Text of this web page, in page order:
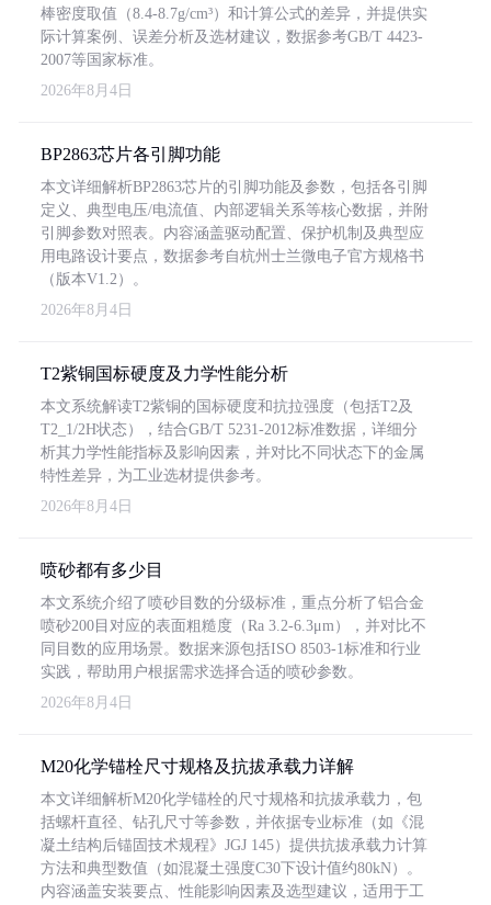
棒密度取值（8.4-8.7g/cm³）和计算公式的差异，并提供实
际计算案例、误差分析及选材建议，数据参考GB/T 4423-
2007等国家标准。
2026年8月4日
BP2863芯片各引脚功能
本文详细解析BP2863芯片的引脚功能及参数，包括各引脚
定义、典型电压/电流值、内部逻辑关系等核心数据，并附
引脚参数对照表。内容涵盖驱动配置、保护机制及典型应
用电路设计要点，数据参考自杭州士兰微电子官方规格书
（版本V1.2）。
2026年8月4日
T2紫铜国标硬度及力学性能分析
本文系统解读T2紫铜的国标硬度和抗拉强度（包括T2及
T2_1/2H状态），结合GB/T 5231-2012标准数据，详细分
析其力学性能指标及影响因素，并对比不同状态下的金属
特性差异，为工业选材提供参考。
2026年8月4日
喷砂都有多少目
本文系统介绍了喷砂目数的分级标准，重点分析了铝合金
喷砂200目对应的表面粗糙度（Ra 3.2-6.3μm），并对比不
同目数的应用场景。数据来源包括ISO 8503-1标准和行业
实践，帮助用户根据需求选择合适的喷砂参数。
2026年8月4日
M20化学锚栓尺寸规格及抗拔承载力详解
本文详细解析M20化学锚栓的尺寸规格和抗拔承载力，包
括螺杆直径、钻孔尺寸等参数，并依据专业标准（如《混
凝土结构后锚固技术规程》JGJ 145）提供抗拔承载力计算
方法和典型数值（如混凝土强度C30下设计值约80kN）。
内容涵盖安装要点、性能影响因素及选型建议，适用于工